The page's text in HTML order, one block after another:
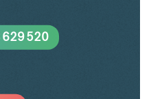
629 520